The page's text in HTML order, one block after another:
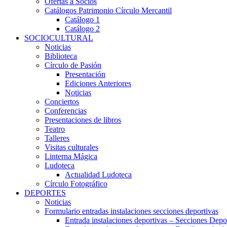
Catálogos Patrimonio Círculo Mercantil
Catálogo 1
Catálogo 2
SOCIOCULTURAL
Noticias
Biblioteca
Círculo de Pasión
Presentación
Ediciones Anteriores
Noticias
Conciertos
Conferencias
Presentaciones de libros
Teatro
Talleres
Visitas culturales
Linterna Mágica
Ludoteca
Actualidad Ludoteca
Círculo Fotográfico
DEPORTES
Noticias
Formulario entradas instalaciones secciones deportivas
Entrada instalaciones deportivas – Secciones